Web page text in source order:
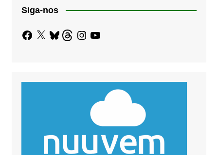
Siga-nos
Facebook
X BlueskyThreadsInstagram
YouTube